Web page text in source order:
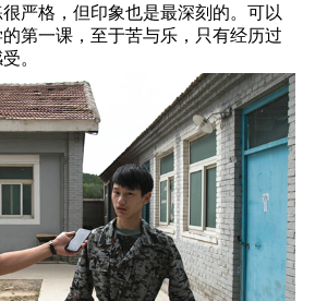
严格，但印象也是最深刻的。可以
第一课，至于苦与乐，只有经历过
。